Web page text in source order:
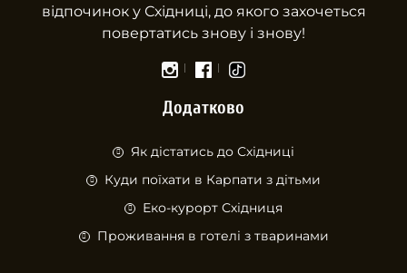
відпочинок у Східниці, до якого захочеться
повертатись знову і знову!
Додатково
Як дістатись до Східниці
Куди поїхати в Карпати з дітьми
Еко-курорт Східниця
Проживання в готелі з тваринами